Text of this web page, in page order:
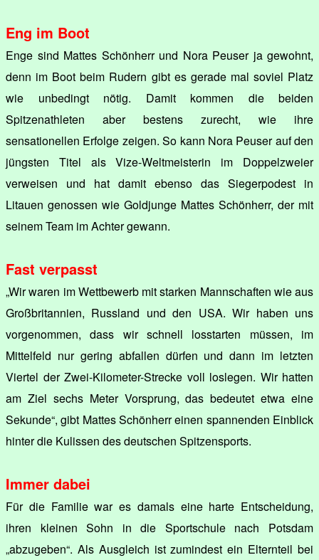
Eng im Boot
Enge sind Mattes Schönherr und Nora Peuser ja gewohnt,
denn im Boot beim Rudern gibt es gerade mal soviel Platz
wie unbedingt nötig. Damit kommen die beiden
Spitzenathleten aber bestens zurecht, wie ihre
sensationellen Erfolge zeigen. So kann Nora Peuser auf den
jüngsten Titel als Vize-Weltmeisterin im Doppelzweier
verweisen und hat damit ebenso das Siegerpodest in
Litauen genossen wie Goldjunge Mattes Schönherr, der mit
seinem Team im Achter gewann.
Fast verpasst
„Wir waren im Wettbewerb mit starken Mannschaften wie aus
Großbritannien, Russland und den USA. Wir haben uns
vorgenommen, dass wir schnell losstarten müssen, im
Mittelfeld nur gering abfallen dürfen und dann im letzten
Viertel der Zwei-Kilometer-Strecke voll loslegen. Wir hatten
am Ziel sechs Meter Vorsprung, das bedeutet etwa eine
Sekunde“, gibt Mattes Schönherr einen spannenden Einblick
hinter die Kulissen des deutschen Spitzensports.
Immer dabei
Für die Familie war es damals eine harte Entscheidung,
ihren kleinen Sohn in die Sportschule nach Potsdam
„abzugeben“. Als Ausgleich ist zumindest ein Elternteil bei